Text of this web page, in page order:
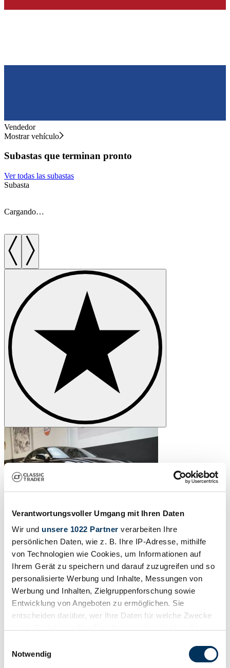
Verantwortungsvoller Umgang mit Ihren Daten
Wir und unsere 1022 Partner verarbeiten Ihre
persönlichen Daten, wie z. B. Ihre IP-Adresse, mithilfe
von Technologien wie Cookies, um Informationen auf
Ihrem Gerät zu speichern und darauf zuzugreifen und so
personalisierte Werbung und Inhalte, Messungen von
Werbung und Inhalten, Zielgruppenforschung sowie
Entwicklung von Angeboten zu ermöglichen. Sie
entscheiden darüber, wer Ihre Daten für welche Zwecke
Trigger Symbol ändern oder widerrufen
Notwendig
Vendedor
Mostrar vehículo
Subastas que terminan pronto
Ver todas las subastas
Subasta
Cargando…